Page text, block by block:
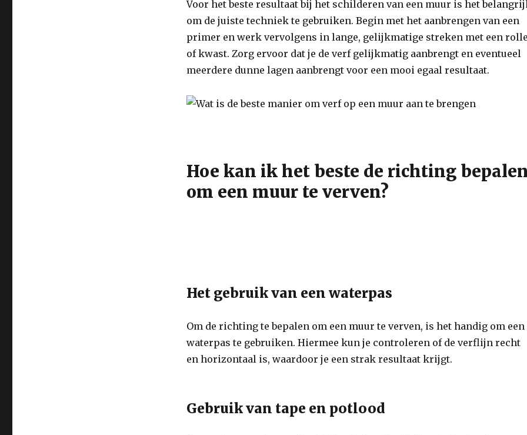
Voor het beste resultaat bij het schilderen van een muur is het
om de juiste techniek te gebruiken. Begin met het aanbrengen van een
primer en werk vervolgens in lange, gelijkmatige streken met een
of kwast. Zorg ervoor dat je de verf gelijkmatig aanbrengt en eventueel
meerdere dunne lagen aanbrengt voor een mooi egaal resultaat.
Hoe kan ik het beste de richting
om een muur te verven?
Het gebruik van een waterpas
Om de richting te bepalen om een muur te verven, is het handig om een
waterpas te gebruiken. Hiermee kun je controleren of de verflijn recht
en horizontaal is, waardoor je een strak resultaat krijgt.
Gebruik van tape en potlood